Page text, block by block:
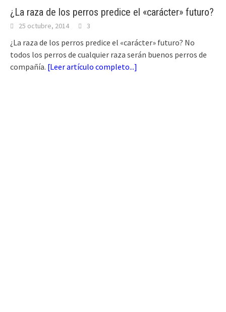
¿La raza de los perros predice el «carácter» futuro?
25 octubre, 2014 3
¿La raza de los perros predice el «carácter» futuro? No
todos los perros de cualquier raza serán buenos perros de
compañía. [Leer artículo completo...]